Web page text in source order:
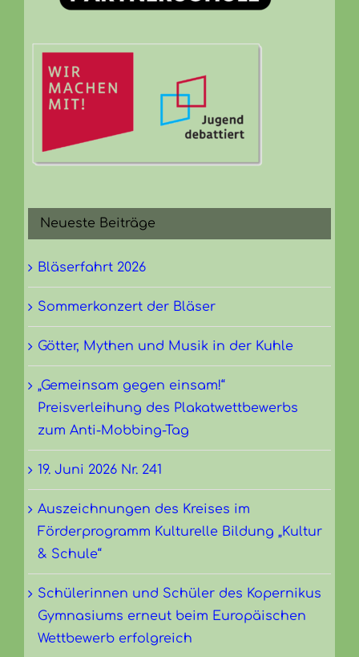
Neueste Beiträge
Bläserfahrt 2026
Sommerkonzert der Bläser
Götter, Mythen und Musik in der Kuhle
„Gemeinsam gegen einsam!“
Preisverleihung des Plakatwettbewerbs
zum Anti-Mobbing-Tag
19. Juni 2026 Nr. 241
Auszeichnungen des Kreises im
Förderprogramm Kulturelle Bildung „Kultur
& Schule“
Schülerinnen und Schüler des Kopernikus
Gymnasiums erneut beim Europäischen
Wettbewerb erfolgreich